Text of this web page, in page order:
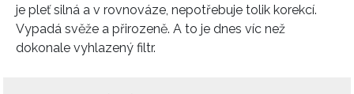
je pleť silná a v rovnováze, nepotřebuje tolik korekcí.
Vypadá svěže a přirozeně. A to je dnes víc než
dokonale vyhlazený filtr.